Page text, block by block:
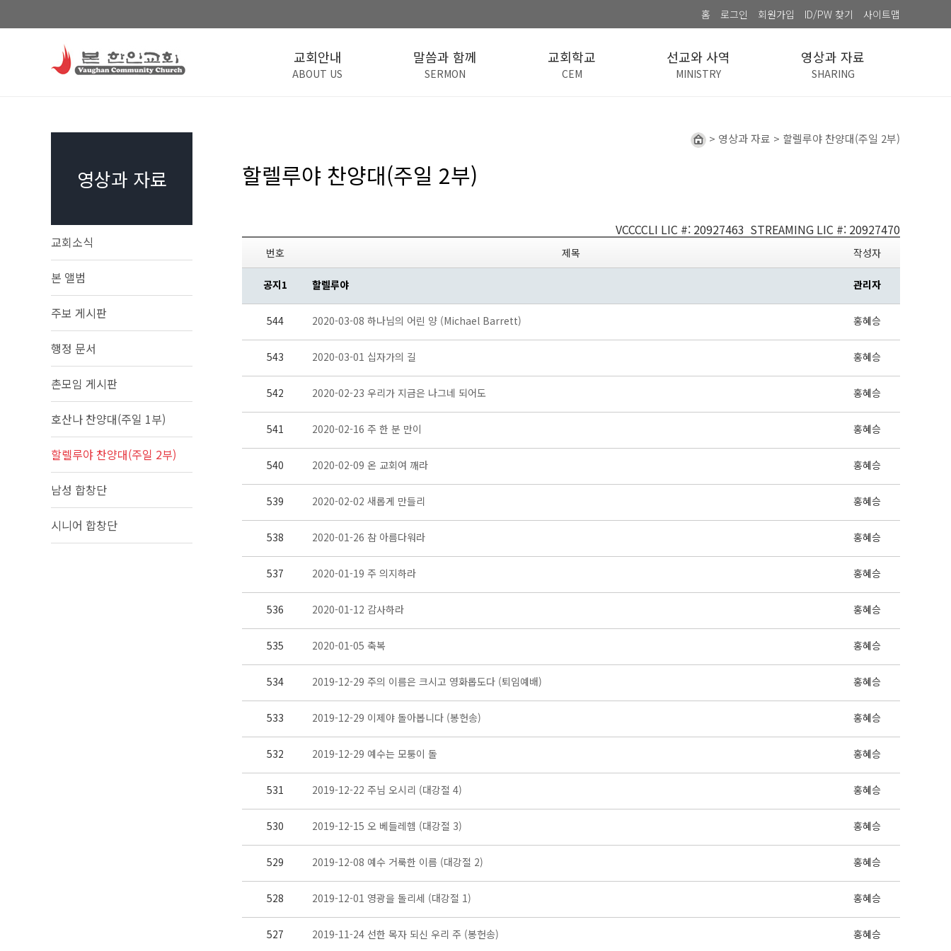
홈 로그인 회원가입 ID/PW 찾기 사이트맵
교회안내
ABOUT US
말씀과 함께
SERMON
교회학교
CEM
선교와 사역
MINISTRY
영상과 자료
SHARING
영상과 자료
교회소식
본 앨범
주보 게시판
행정 문서
촌모임 게시판
호산나 찬양대(주일 1부)
할렐루야 찬양대(주일 2부)
남성 합창단
시니어 합창단
> 영상과 자료 > 할렐루야 찬양대(주일 2부)
할렐루야 찬양대(주일 2부)
VCCCCLI LIC #: 20927463 STREAMING LIC #: 20927470
번호 제목 작성자
공지1 할렐루야 관리자
544 2020-03-08 하나님의 어린 양 (Michael Barrett) 홍혜승
543 2020-03-01 십자가의 길 홍혜승
542 2020-02-23 우리가 지금은 나그네 되어도 홍혜승
541 2020-02-16 주 한 분 만이 홍혜승
540 2020-02-09 온 교회여 깨라 홍혜승
539 2020-02-02 새롭게 만들리 홍혜승
538 2020-01-26 참 아름다워라 홍혜승
537 2020-01-19 주 의지하라 홍혜승
536 2020-01-12 감사하라 홍혜승
535 2020-01-05 축복 홍혜승
534 2019-12-29 주의 이름은 크시고 영화롭도다 (퇴임예배) 홍혜승
533 2019-12-29 이제야 돌아봅니다 (봉헌송) 홍혜승
532 2019-12-29 예수는 모퉁이 돌 홍혜승
531 2019-12-22 주님 오시리 (대강절 4) 홍혜승
530 2019-12-15 오 베들레헴 (대강절 3) 홍혜승
529 2019-12-08 예수 거룩한 이름 (대강절 2) 홍혜승
528 2019-12-01 영광을 돌리세 (대강절 1) 홍혜승
527 2019-11-24 선한 목자 되신 우리 주 (봉헌송) 홍혜승